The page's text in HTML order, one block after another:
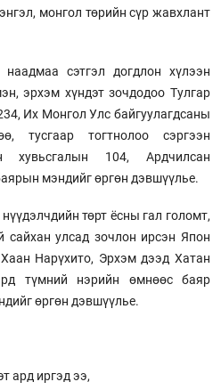
монгол төрийн сүр жавхлант
сэтгэл догдлон хүлээн
эрхэм хүндэт зочдодоо Тулгар
Их Монгол Улс байгуулагдсаны
тусгаар тогтнолоо сэргээн
104, Ардчилсан
мэндийг өргөн дэвшүүлье.
төрт ёсны гал голомт,
сайхан улсад зочлон ирсэн Япон
Нарүхито, Эрхэм дээд Хатан
түмний нэрийн өмнөөс баяр
өргөн дэвшүүлье.
ард иргэд ээ,